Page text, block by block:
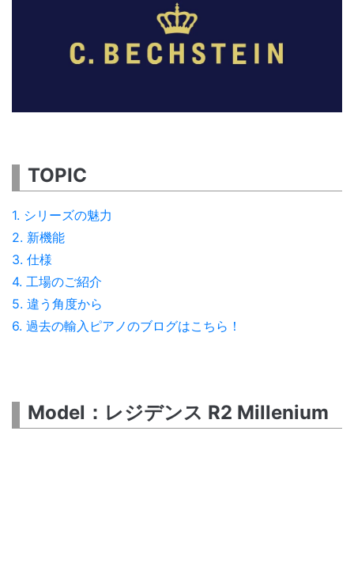
TOPIC
1. シリーズの魅力
2. 新機能
3. 仕様
4. 工場のご紹介
5. 違う角度から
6. 過去の輸入ピアノのブログはこちら！
Model：レジデンス R2 Millenium